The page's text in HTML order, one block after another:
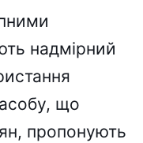
надмірний
що
пропонують